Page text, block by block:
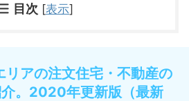
目次 [表示]
リアの注文住宅・不動産の
。2020年更新版（最新